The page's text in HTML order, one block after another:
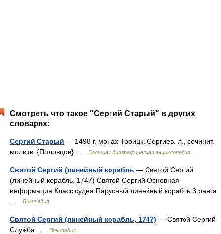
Смотреть что такое "Сергий Старый" в других
словарях:
Сергий Старый — 1498 г. монах Троицк. Сергиев. л., сочинит.
молитв. {Половцов} …
Большая биографическая энциклопедия
Святой Сергий (линейный корабль — Святой Сергий
(линейный корабль, 1747) Святой Сергий Основная
информация Класс судна Парусный линейный корабль 3 ранга
Википедия
Святой Сергий (линейный корабль, 1747) — Святой Сергий
Служба …
Википедия